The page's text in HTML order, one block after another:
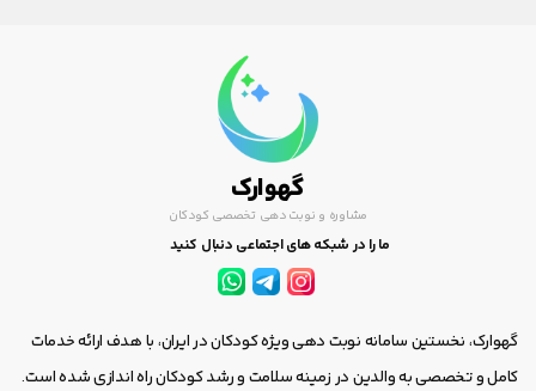
گهوارک
مشاوره و نوبت دهی تخصصی کودکان
ما را در شبکه های اجتماعی دنبال کنید
گهوارک، نخستین سامانه نوبت دهی ویژه کودکان در ایران، با هدف ارائه خدمات
کامل و تخصصی به والدین در زمینه سلامت و رشد کودکان راه اندازی شده است.